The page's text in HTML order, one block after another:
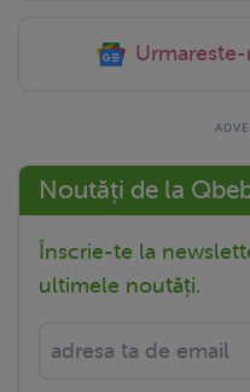
Noutăți de la
Înscrie-te la
ultimele noutăți.